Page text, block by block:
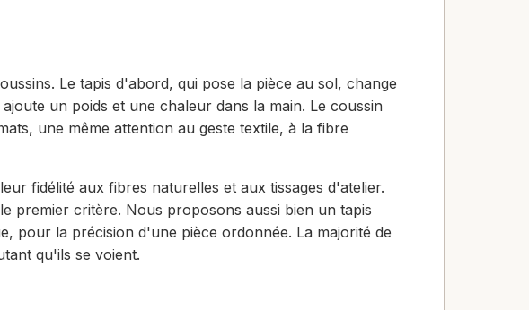
Le tapis d'abord, qui pose la pièce au sol, change
un poids et une chaleur dans la main. Le coussin
une même attention au geste textile, à la fibre
fidélité aux fibres naturelles et aux tissages d'atelier.
premier critère. Nous proposons aussi bien un tapis
pour la précision d'une pièce ordonnée. La majorité de
qu'ils se voient.